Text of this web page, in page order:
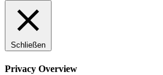
Schließen
Privacy Overview